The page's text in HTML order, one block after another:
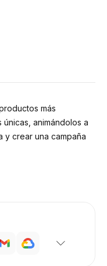
más
animándolos a
y crear una campaña